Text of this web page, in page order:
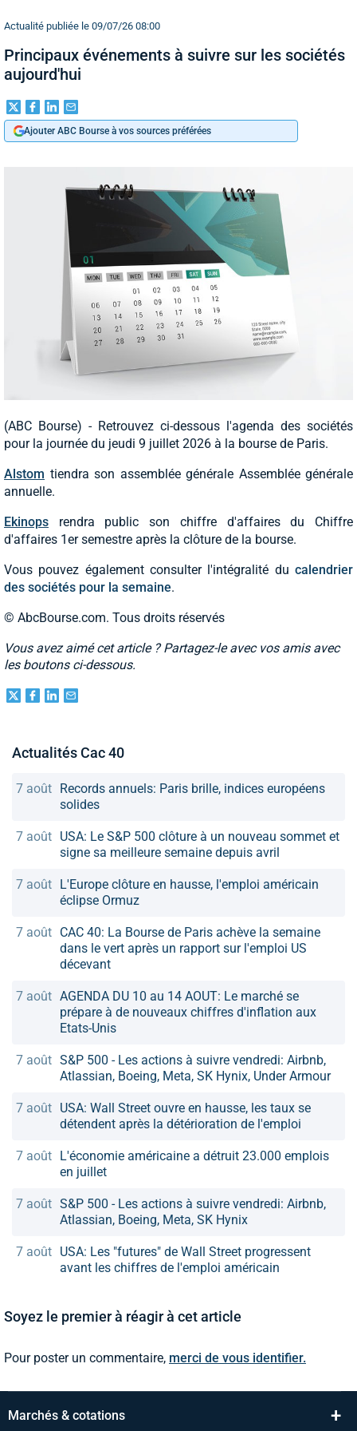
Actualité publiée le 09/07/26 08:00
Principaux événements à suivre sur les sociétés
aujourd'hui
Ajouter ABC Bourse à vos sources préférées
(ABC Bourse) - Retrouvez ci-dessous l'agenda des sociétés
pour la journée du jeudi 9 juillet 2026 à la bourse de Paris.
Alstom tiendra son assemblée générale Assemblée générale
annuelle.
Ekinops rendra public son chiffre d'affaires du Chiffre
d'affaires 1er semestre après la clôture de la bourse.
Vous pouvez également consulter l'intégralité du calendrier
des sociétés pour la semaine.
© AbcBourse.com. Tous droits réservés
Vous avez aimé cet article ? Partagez-le avec vos amis avec
les boutons ci-dessous.
Actualités Cac 40
7 août Records annuels: Paris brille, indices européens
solides
7 août USA: Le S&P 500 clôture à un nouveau sommet et
signe sa meilleure semaine depuis avril
7 août L'Europe clôture en hausse, l'emploi américain
éclipse Ormuz
7 août CAC 40: La Bourse de Paris achève la semaine
dans le vert après un rapport sur l'emploi US
décevant
7 août AGENDA DU 10 au 14 AOUT: Le marché se
prépare à de nouveaux chiffres d'inflation aux
Etats-Unis
7 août S&P 500 - Les actions à suivre vendredi: Airbnb,
Atlassian, Boeing, Meta, SK Hynix, Under Armour
7 août USA: Wall Street ouvre en hausse, les taux se
détendent après la détérioration de l'emploi
7 août L'économie américaine a détruit 23.000 emplois
en juillet
7 août S&P 500 - Les actions à suivre vendredi: Airbnb,
Atlassian, Boeing, Meta, SK Hynix
7 août USA: Les "futures" de Wall Street progressent
avant les chiffres de l'emploi américain
Soyez le premier à réagir à cet article
Pour poster un commentaire, merci de vous identifier.
Marchés & cotations +